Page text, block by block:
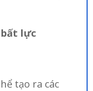
lực
tạo ra các